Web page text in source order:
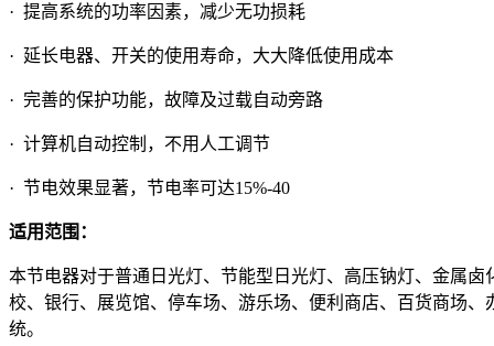
· 提高系统的功率因素，减少无功损耗
· 延长电器、开关的使用寿命，大大降低使用成本
· 完善的保护功能，故障及过载自动旁路
· 计算机自动控制，不用人工调节
· 节电效果显著，节电率可达15%-40
适用范围：
本节电器对于普通日光灯、节能型日光灯、高压钠灯、金属
校、银行、展览馆、停车场、游乐场、便利商店、百货商场
统。